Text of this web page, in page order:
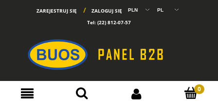
ZAREJESTRUJ SIĘ
ZALOGUJ SIĘ
Tel: (22) 812-07-57